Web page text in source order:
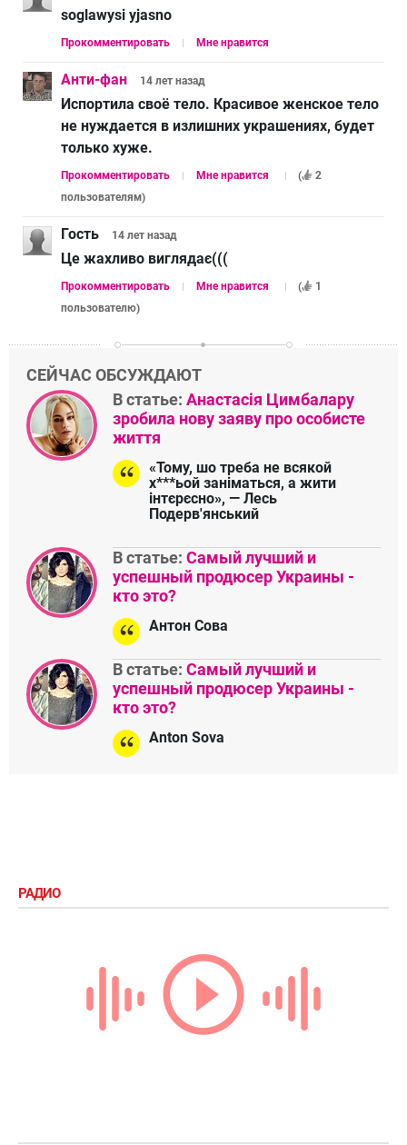
soglawysi yjasno
Прокомментировать Мне нравится
Анти-фан 14 лет назад
Испортила своё тело. Красивое женское тело
не нуждается в излишних украшениях, будет
только хуже.
Прокомментировать Мне нравится (
2
пользователям)
Гость 14 лет назад
Це жахливо виглядає(((
Прокомментировать Мне нравится (
1
пользователю)
СЕЙЧАС ОБСУЖДАЮТ
В статье: Анастасія Цимбалару
зробила нову заяву про особисте
життя
«Тому, шо треба не всякой
х***ьой заніматься, а жити
інтєрєсно», — Лесь
Подерв'янський
В статье: Самый лучший и
успешный продюсер Украины -
кто это?
Антон Сова
В статье: Самый лучший и
успешный продюсер Украины -
кто это?
Anton Sova
РАДИО